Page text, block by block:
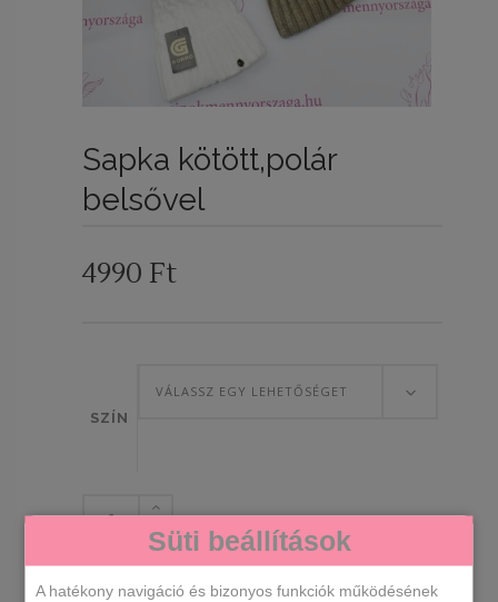
Sapka kötött,polár
belsővel
4990 Ft
SZÍN
VÁLASSZ EGY LEHETŐSÉGET
kötött,polár
belsővel
mennyiség
Süti beállítások
A hatékony navigáció és bizonyos funkciók működésének